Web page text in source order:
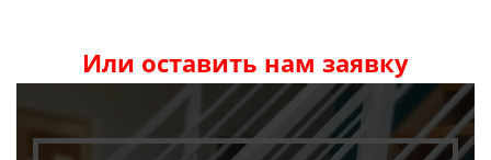
Или оставить нам заявку